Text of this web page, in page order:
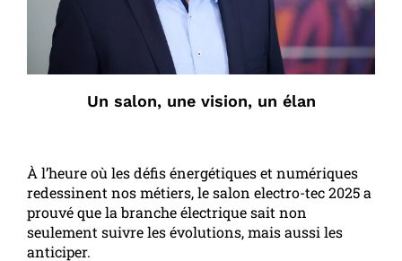
Un salon, une vision, un élan
À l’heure où les défis énergétiques et numériques
redessinent nos métiers, le salon electro-tec 2025 a
prouvé que la branche électrique sait non
seulement suivre les évolutions, mais aussi les
anticiper.